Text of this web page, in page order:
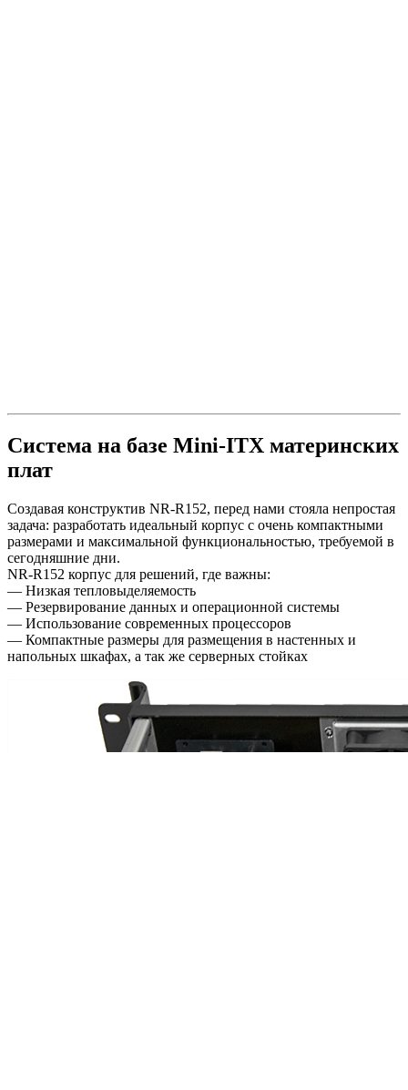
Система на базе Mini-ITX материнских
плат
Создавая конструктив NR-R152, перед нами стояла непростая
задача: разработать идеальный корпус с очень компактными
размерами и максимальной функциональностью, требуемой в
сегодняшние дни.
NR-R152 корпус для решений, где важны:
— Низкая тепловыделяемость
— Резервирование данных и операционной системы
— Использование современных процессоров
— Компактные размеры для размещения в настенных и
напольных шкафах, а так же серверных стойках